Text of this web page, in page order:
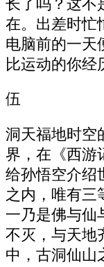
长了吗？这不
在。出差时忙
电脑前的一天
比运动的你经
伍
洞天福地时空
界，在《西游
给孙悟空介绍
之内，唯有三
一乃是佛与仙
不灭，与天地
中，古洞仙山